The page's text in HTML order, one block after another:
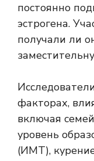
постоянно
эстрогена.
получали ли
факторах,
включая
уровень
(ИМТ),